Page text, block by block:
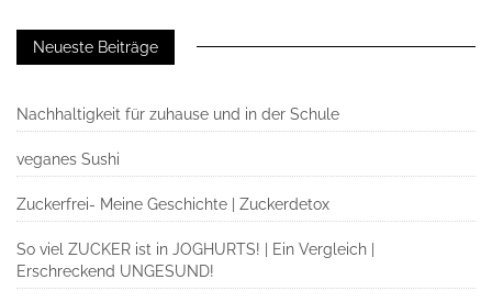
Neueste Beiträge
Nachhaltigkeit für zuhause und in der Schule
veganes Sushi
Zuckerfrei- Meine Geschichte | Zuckerdetox
So viel ZUCKER ist in JOGHURTS! | Ein Vergleich |
Erschreckend UNGESUND!